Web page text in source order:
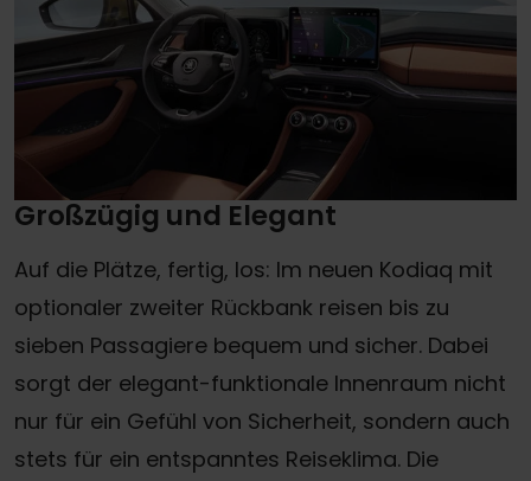
Großzügig und Elegant
Auf die Plätze, fertig, los: Im neuen Kodiaq mit
optionaler zweiter Rückbank reisen bis zu
sieben Passagiere bequem und sicher. Dabei
sorgt der elegant-funktionale Innenraum nicht
nur für ein Gefühl von Sicherheit, sondern auch
stets für ein entspanntes Reiseklima. Die